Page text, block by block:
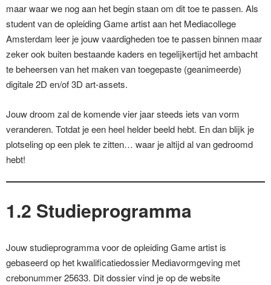
maar waar we nog aan het begin staan om dit toe te passen. Als
student van de opleiding Game artist aan het Mediacollege
Amsterdam leer je jouw vaardigheden toe te passen binnen maar
zeker ook buiten bestaande kaders en tegelijkertijd het ambacht
te beheersen van het maken van toegepaste (geanimeerde)
digitale 2D en/of 3D art-assets.
Jouw droom zal de komende vier jaar steeds iets van vorm
veranderen. Totdat je een heel helder beeld hebt. En dan blijk je
plotseling op een plek te zitten… waar je altijd al van gedroomd
hebt!
1.2 Studieprogramma
Jouw studieprogramma voor de opleiding Game artist is
gebaseerd op het kwalificatiedossier Mediavormgeving met
crebonummer 25633. Dit dossier vind je op de website